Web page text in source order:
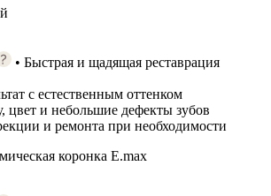
• Быстрая и щадящая реставрация
с естественным оттенком
цвет и небольшие дефекты зубов
и ремонта при необходимости
коронка E.max